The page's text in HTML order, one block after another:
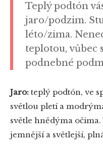
Teplý podtón
jaro/podzim.
léto/zima.
teplotou, vůbec
podnebné
Jaro: teplý podtón, ve
světlou pletí a
světle hnědýma očima.
jemnější a světlejší,